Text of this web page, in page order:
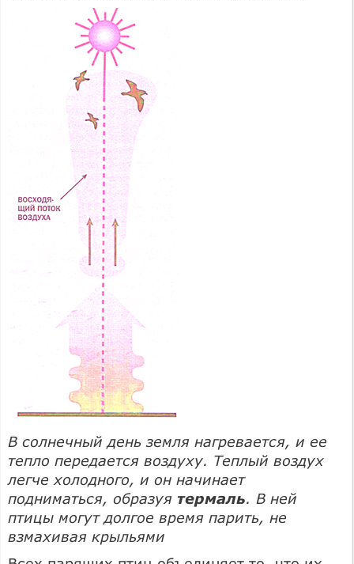
В солнечный день земля нагревается, и ее
тепло передается воздуху. Теплый воздух
легче холодного, и он начинает
подниматься, образуя термаль. В ней
птицы могут долгое время парить, не
взмахивая крыльями